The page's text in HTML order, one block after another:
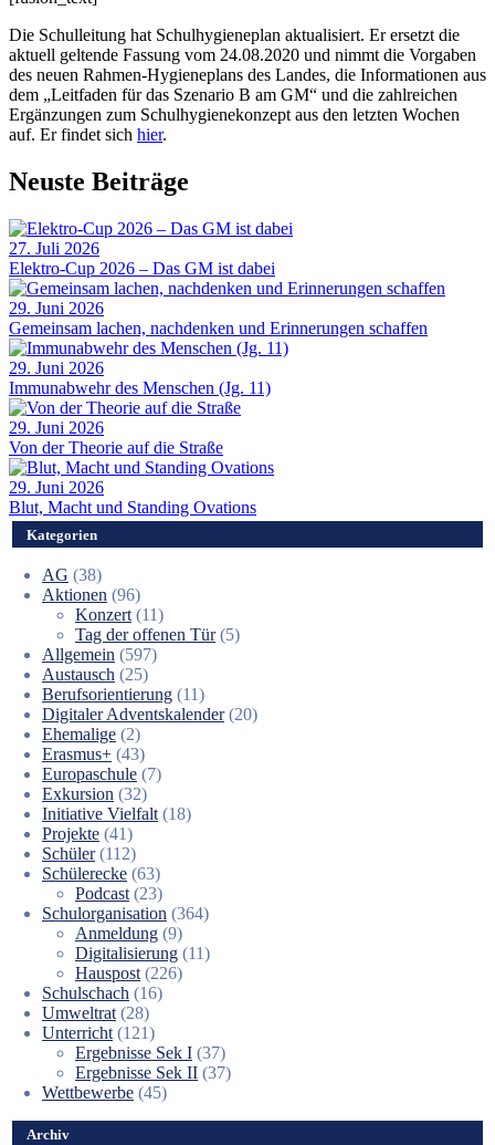
Die Schulleitung hat Schulhygieneplan aktualisiert. Er ersetzt die
aktuell geltende Fassung vom 24.08.2020 und nimmt die Vorgaben
des neuen Rahmen-Hygieneplans des Landes, die Informationen aus
dem „Leitfaden für das Szenario B am GM“ und die zahlreichen
Ergänzungen zum Schulhygienekonzept aus den letzten Wochen
auf. Er findet sich hier.
Neuste Beiträge
27. Juli 2026
Elektro-Cup 2026 – Das GM ist dabei
29. Juni 2026
Gemeinsam lachen, nachdenken und Erinnerungen schaffen
29. Juni 2026
Immunabwehr des Menschen (Jg. 11)
29. Juni 2026
Von der Theorie auf die Straße
29. Juni 2026
Blut, Macht und Standing Ovations
Kategorien
AG (38)
Aktionen (96)
Konzert (11)
Tag der offenen Tür(5)
Allgemein (597)
Austausch (25)
Berufsorientierung (11)
Digitaler Adventskalender(20)
Ehemalige (2)
Erasmus+ (43)
Europaschule (7)
Exkursion (32)
Initiative Vielfalt (18)
Projekte (41)
Schüler(112)
Schülerecke (63)
Podcast (23)
Schulorganisation (364)
Anmeldung (9)
Digitalisierung (11)
Hauspost (226)
Schulschach (16)
Umweltrat (28)
Unterricht (121)
Ergebnisse Sek I (37)
Ergebnisse Sek II (37)
Wettbewerbe (45)
Archiv